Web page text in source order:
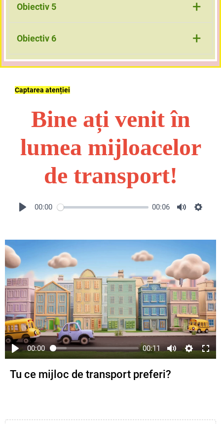
rezolve situații simple de adunare/scădere cu suport vizual;
Obiectiv 5 +
relaționeze poziții spațiale (față/spate, sus/jos, înainte/
înapoi);
Obiectiv 6 +
utilizeze resursa Livresq pentru a răspunde la întrebări
Captarea atenției
Bine ați venit în
lumea mijloacelor
de transport!
00:00 00:06
00:00 00:11
Tu ce mijloc de transport preferi?